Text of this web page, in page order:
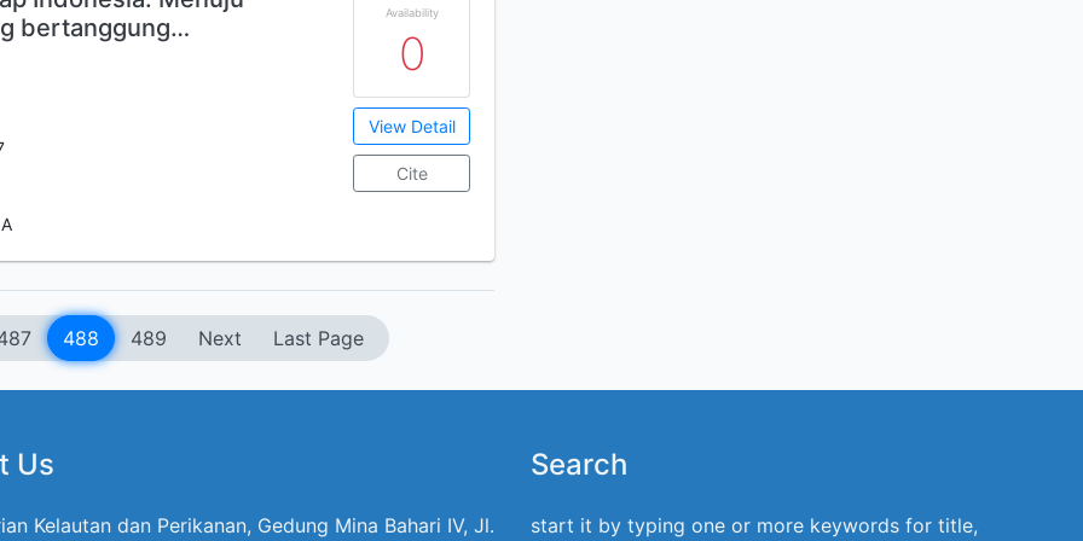
bertanggung…
Availability
0
View Detail
Cite
488 489 Next Last Page
Us
Kelautan dan Perikanan, Gedung Mina Bahari IV, Jl.
Search
start it by typing one or more keywords for title,